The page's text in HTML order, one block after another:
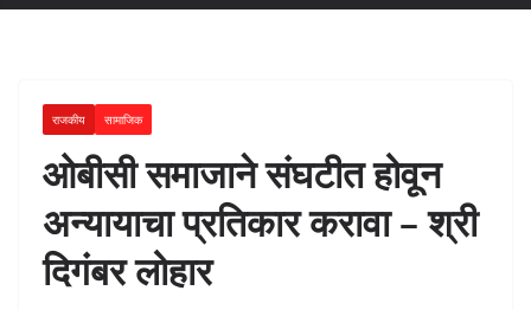
राजकीय सामाजिक
ओबीसी समाजाने संघटीत होवून
अन्यायाचा प्रतिकार करावा – श्री
दिगंबर लोहार